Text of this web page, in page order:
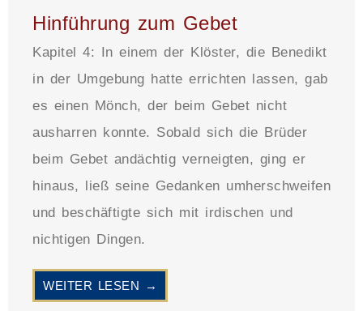
Hinführung zum Gebet
Kapitel 4: In einem der Klöster, die Benedikt
in der Umgebung hatte errichten lassen, gab
es einen Mönch, der beim Gebet nicht
ausharren konnte. Sobald sich die Brüder
beim Gebet andächtig verneigten, ging er
hinaus, ließ seine Gedanken umherschweifen
und beschäftigte sich mit irdischen und
nichtigen Dingen.
WEITER LESEN →